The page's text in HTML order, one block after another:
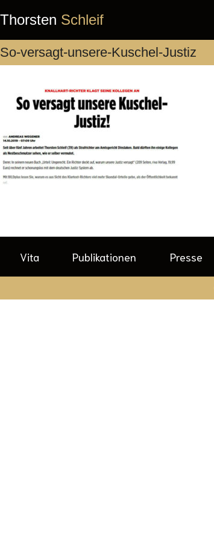
Thorsten Schleif
So-versagt-unsere-Kuschel-Justiz
Vita Publikationen Presse